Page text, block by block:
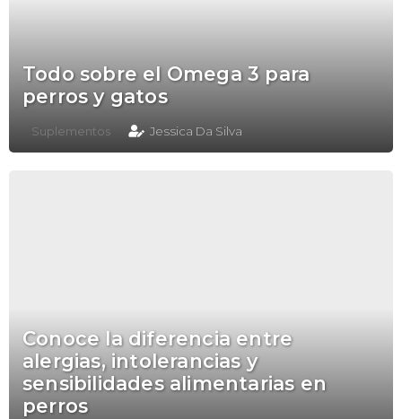
Todo sobre el Omega 3 para
perros y gatos
Suplementos Jessica Da Silva
Conoce la diferencia entre
alergias, intolerancias y
sensibilidades alimentarias en
perros